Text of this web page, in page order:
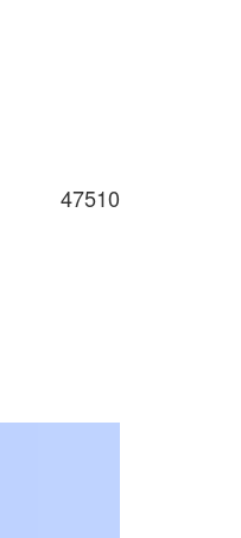
47510